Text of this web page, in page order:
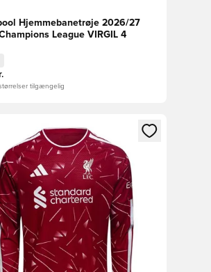
Hjemmebanetrøje 2026/27
League VIRGIL 4
tilgængelig
medlem
en Modal til at logge ind eller tilmelde dig